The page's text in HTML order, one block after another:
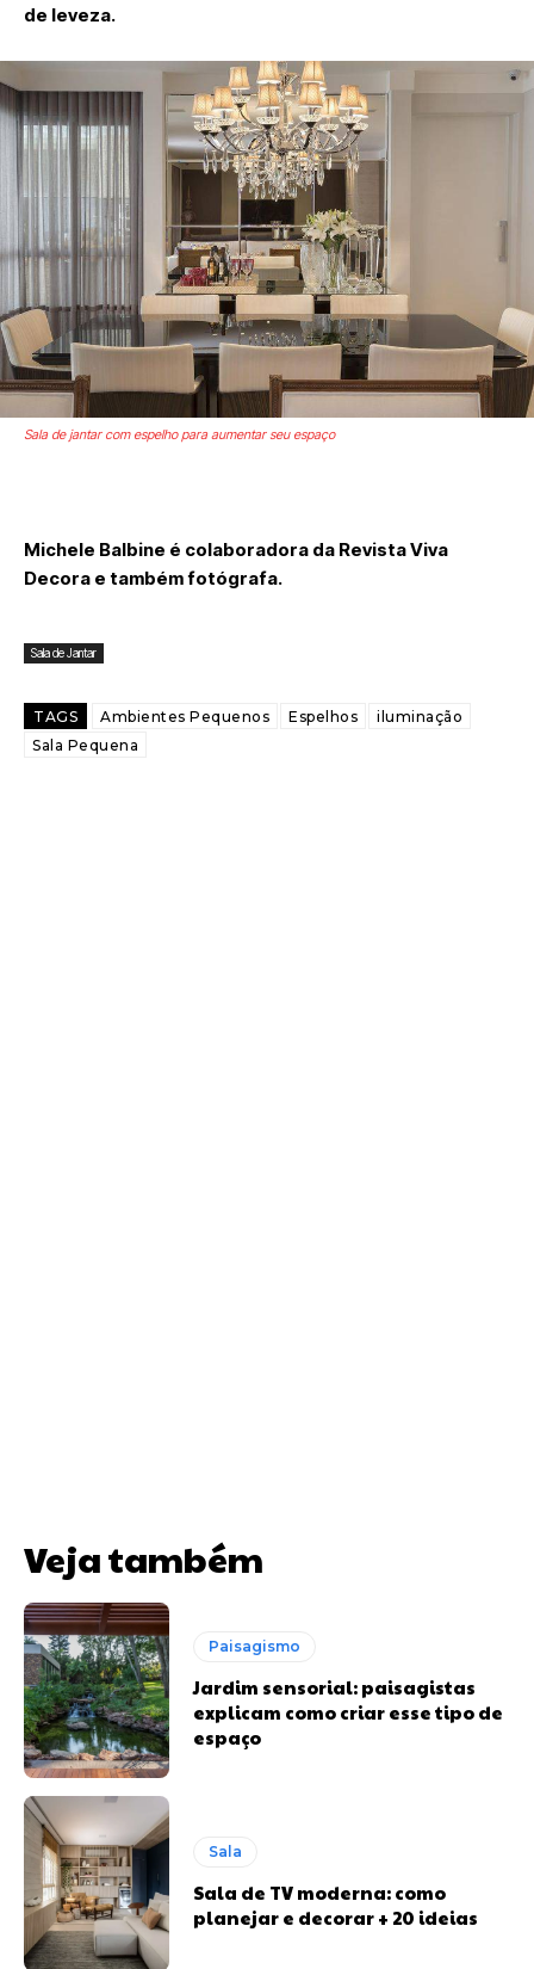
de leveza.
Sala de jantar com espelho para aumentar seu espaço
Michele Balbine é colaboradora da Revista Viva
Decora e também fotógrafa.
Sala de Jantar
TAGS Ambientes Pequenos Espelhos
iluminação
Sala Pequena
Veja também
Paisagismo
Jardim sensorial: paisagistas
explicam como criar esse tipo de
espaço
Sala
Sala de TV moderna: como
planejar e decorar + 20 ideias